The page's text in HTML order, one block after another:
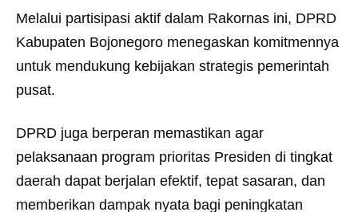
Melalui partisipasi aktif dalam Rakornas ini, DPRD
Kabupaten Bojonegoro menegaskan komitmennya
untuk mendukung kebijakan strategis pemerintah
pusat.
DPRD juga berperan memastikan agar
pelaksanaan program prioritas Presiden di tingkat
daerah dapat berjalan efektif, tepat sasaran, dan
memberikan dampak nyata bagi peningkatan